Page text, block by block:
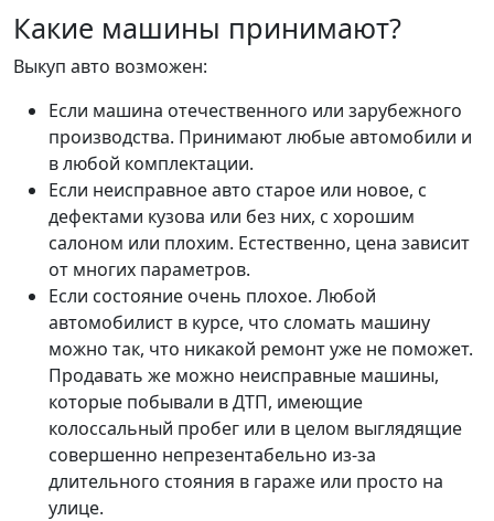
Какие машины принимают?
Выкуп авто возможен:
Если машина отечественного или зарубежного
производства. Принимают любые автомобили и
в любой комплектации.
Если неисправное авто старое или новое, с
дефектами кузова или без них, с хорошим
салоном или плохим. Естественно, цена зависит
от многих параметров.
Если состояние очень плохое. Любой
автомобилист в курсе, что сломать машину
можно так, что никакой ремонт уже не поможет.
Продавать же можно неисправные машины,
которые побывали в ДТП, имеющие
колоссальный пробег или в целом выглядящие
совершенно непрезентабельно из-за
длительного стояния в гараже или просто на
улице.